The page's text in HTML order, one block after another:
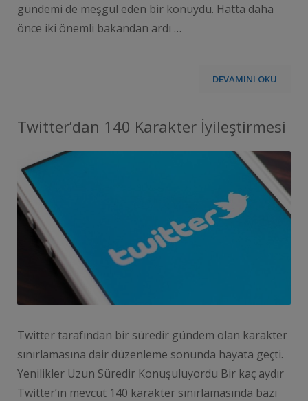
gündemi de meşgul eden bir konuydu. Hatta daha
önce iki önemli bakandan ardı …
DEVAMINI OKU
Twitter’dan 140 Karakter İyileştirmesi
Twitter tarafından bir süredir gündem olan karakter
sınırlamasına dair düzenleme sonunda hayata geçti.
Yenilikler Uzun Süredir Konuşuluyordu Bir kaç aydır
Twitter’ın mevcut 140 karakter sınırlamasında bazı